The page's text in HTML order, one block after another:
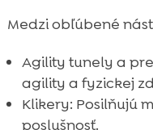
Medzi obľúbené
Agility tunely a
agility a fyzickej
Klikery: Posilňujú
poslušnosť.